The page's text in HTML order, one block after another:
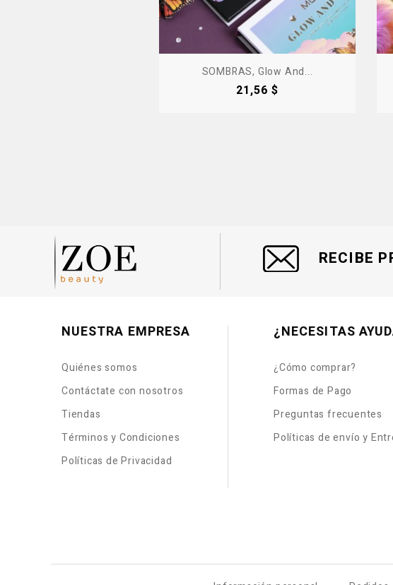
SOMBRAS, Glow And...
Precio
21,56 $
RECIBE
NUESTRA EMPRESA
Quiénes somos
Contáctate con nosotros
Tiendas
Términos y Condiciones
Políticas de Privacidad
¿NECESITAS
¿Cómo comprar?
Formas de Pago
Preguntas frecuentes
Políticas de envío y